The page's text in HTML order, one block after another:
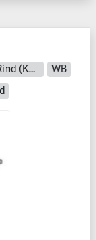
Reaktivität: Human, Maus, Ratte, Rind (Kuh)
WB